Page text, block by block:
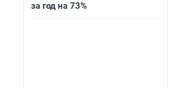
за год на 73%